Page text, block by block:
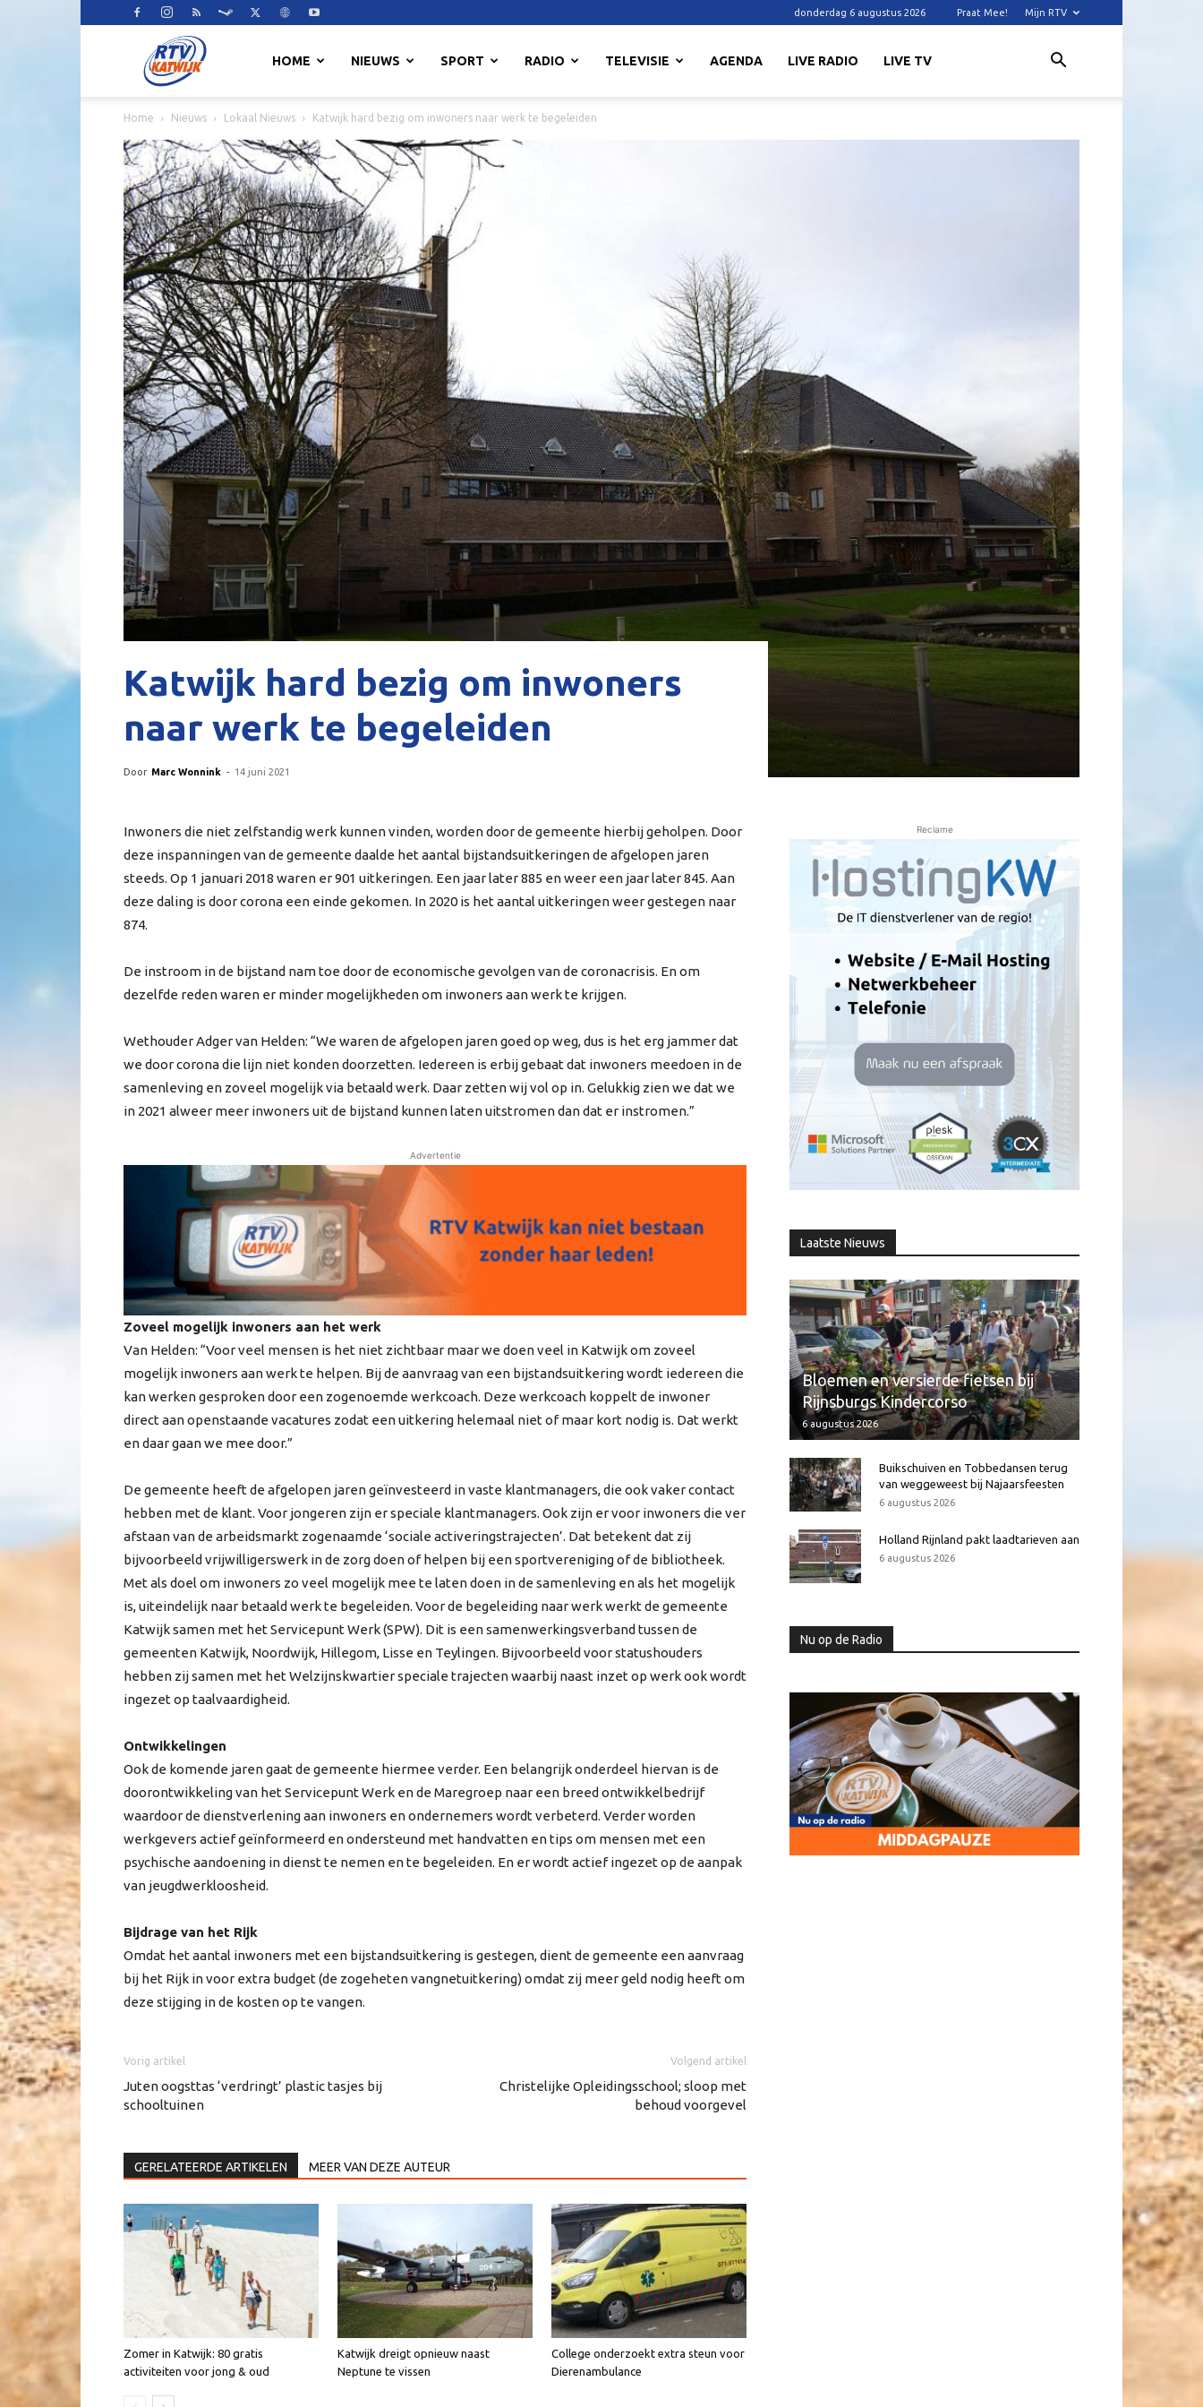
donderdag 6 augustus 2026 Praat Mee! Mijn RTV
HOME NIEUWS SPORT RADIO TELEVISIE AGENDA LIVE RADIO LIVE TV
Home Nieuws Lokaal Nieuws Katwijk hard bezig om inwoners naar werk te begeleiden
Katwijk hard bezig om inwoners
naar werk te begeleiden
Door Marc Wonnink - 14 juni 2021
Inwoners die niet zelfstandig werk kunnen vinden, worden door de gemeente hierbij geholpen. Door
deze inspanningen van de gemeente daalde het aantal bijstandsuitkeringen de afgelopen jaren
steeds. Op 1 januari 2018 waren er 901 uitkeringen. Een jaar later 885 en weer een jaar later 845. Aan
deze daling is door corona een einde gekomen. In 2020 is het aantal uitkeringen weer gestegen naar
874.
De instroom in de bijstand nam toe door de economische gevolgen van de coronacrisis. En om
dezelfde reden waren er minder mogelijkheden om inwoners aan werk te krijgen.
Wethouder Adger van Helden: “We waren de afgelopen jaren goed op weg, dus is het erg jammer dat
we door corona die lijn niet konden doorzetten. Iedereen is erbij gebaat dat inwoners meedoen in de
samenleving en zoveel mogelijk via betaald werk. Daar zetten wij vol op in. Gelukkig zien we dat we
in 2021 alweer meer inwoners uit de bijstand kunnen laten uitstromen dan dat er instromen.”
Advertentie
Zoveel mogelijk inwoners aan het werk
Van Helden: “Voor veel mensen is het niet zichtbaar maar we doen veel in Katwijk om zoveel
mogelijk inwoners aan werk te helpen. Bij de aanvraag van een bijstandsuitkering wordt iedereen die
kan werken gesproken door een zogenoemde werkcoach. Deze werkcoach koppelt de inwoner
direct aan openstaande vacatures zodat een uitkering helemaal niet of maar kort nodig is. Dat werkt
en daar gaan we mee door.”
De gemeente heeft de afgelopen jaren geïnvesteerd in vaste klantmanagers, die ook vaker contact
hebben met de klant. Voor jongeren zijn er speciale klantmanagers. Ook zijn er voor inwoners die ver
afstaan van de arbeidsmarkt zogenaamde ‘sociale activeringstrajecten’. Dat betekent dat zij
bijvoorbeeld vrijwilligerswerk in de zorg doen of helpen bij een sportvereniging of de bibliotheek.
Met als doel om inwoners zo veel mogelijk mee te laten doen in de samenleving en als het mogelijk
is, uiteindelijk naar betaald werk te begeleiden. Voor de begeleiding naar werk werkt de gemeente
Katwijk samen met het Servicepunt Werk (SPW). Dit is een samenwerkingsverband tussen de
gemeenten Katwijk, Noordwijk, Hillegom, Lisse en Teylingen. Bijvoorbeeld voor statushouders
hebben zij samen met het Welzijnskwartier speciale trajecten waarbij naast inzet op werk ook wordt
ingezet op taalvaardigheid.
Ontwikkelingen
Ook de komende jaren gaat de gemeente hiermee verder. Een belangrijk onderdeel hiervan is de
doorontwikkeling van het Servicepunt Werk en de Maregroep naar een breed ontwikkelbedrijf
waardoor de dienstverlening aan inwoners en ondernemers wordt verbeterd. Verder worden
werkgevers actief geïnformeerd en ondersteund met handvatten en tips om mensen met een
psychische aandoening in dienst te nemen en te begeleiden. En er wordt actief ingezet op de aanpak
van jeugdwerkloosheid.
Bijdrage van het Rijk
Omdat het aantal inwoners met een bijstandsuitkering is gestegen, dient de gemeente een aanvraag
bij het Rijk in voor extra budget (de zogeheten vangnetuitkering) omdat zij meer geld nodig heeft om
deze stijging in de kosten op te vangen.
Vorig artikel
Juten oogsttas ‘verdringt’ plastic tasjes bij
schooltuinen
Volgend artikel
Christelijke Opleidingsschool; sloop met
behoud voorgevel
GERELATEERDE ARTIKELEN MEER VAN DEZE AUTEUR
Zomer in Katwijk: 80 gratis
activiteiten voor jong & oud
Katwijk dreigt opnieuw naast
Neptune te vissen
College onderzoekt extra steun voor
Dierenambulance
Reclame
Laatste Nieuws
Bloemen en versierde fietsen bij
Rijnsburgs Kindercorso
6 augustus 2026
Buikschuiven en Tobbedansen terug
van weggeweest bij Najaarsfeesten
6 augustus 2026
Holland Rijnland pakt laadtarieven aan
6 augustus 2026
Nu op de Radio